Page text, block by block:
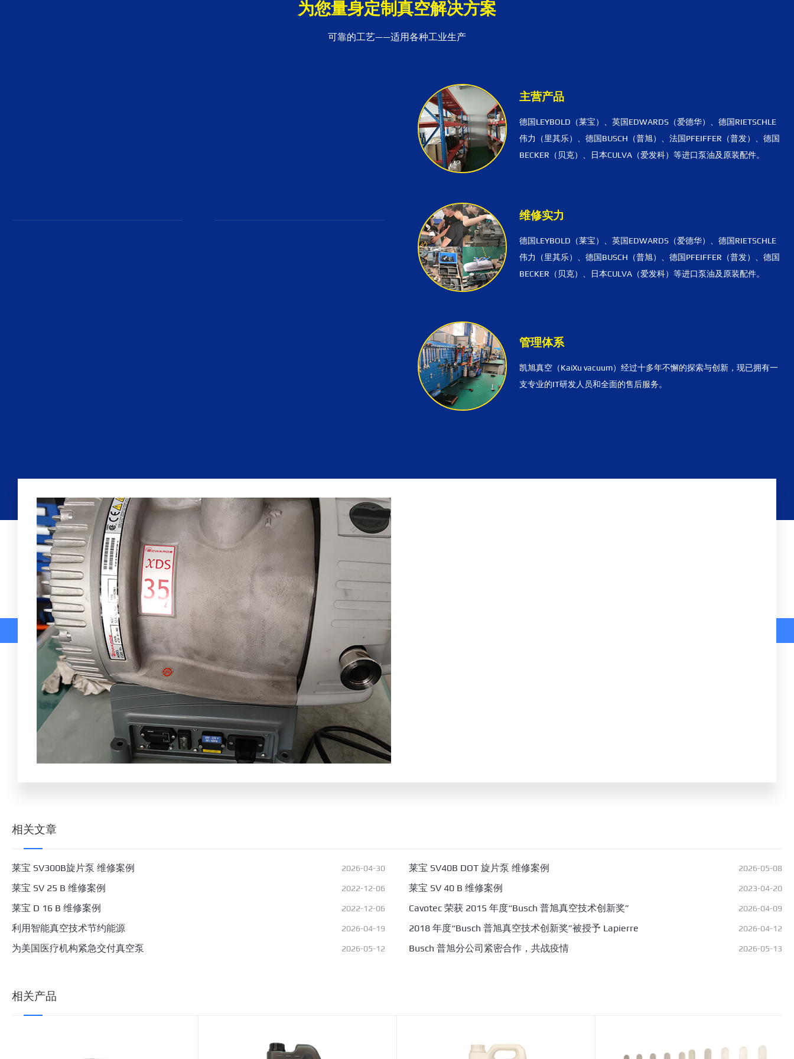
为您量身定制真空解决方案
可靠的工艺——适用各种工业生产
主营产品
德国LEYBOLD（莱宝）、英国EDWARDS（爱德华）、德国RIETSCHLE
伟力（里其乐）、德国BUSCH（普旭）、法国PFEIFFER（普发）、德国
BECKER（贝克）、日本CULVA（爱发科）等进口泵油及原装配件。
维修实力
德国LEYBOLD（莱宝）、英国EDWARDS（爱德华）、德国RIETSCHLE
伟力（里其乐）、德国BUSCH（普旭）、德国PFEIFFER（普发）、德国
BECKER（贝克）、日本CULVA（爱发科）等进口泵油及原装配件。
管理体系
凯旭真空（KaiXu vacuum）经过十多年不懈的探索与创新，现已拥有一
支专业的IT研发人员和全面的售后服务。
相关文章
莱宝 SV300B旋片泵 维修案例 2026-04-30 莱宝 SV40B DOT 旋片泵 维修案例 2026-05-08
莱宝 SV 25 B 维修案例 2022-12-06 莱宝 SV 40 B 维修案例 2023-04-20
莱宝 D 16 B 维修案例 2022-12-06 Cavotec 荣获 2015 年度“Busch 普旭真空技术创新奖” 2026-04-09
利用智能真空技术节约能源 2026-04-19 2018 年度“Busch 普旭真空技术创新奖”被授予 Lapierre 2026-04-12
为美国医疗机构紧急交付真空泵 2026-05-12 Busch 普旭分公司紧密合作，共战疫情 2026-05-13
相关产品